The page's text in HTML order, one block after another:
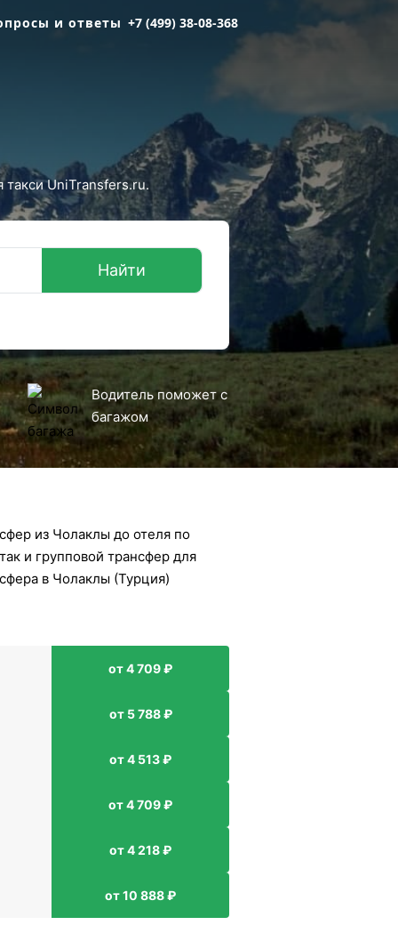
и ответы +7 (499) 38-08-368
UniTransfers.ru.
Найти
Водитель поможет с
багажом
из Чолаклы до отеля по
и групповой трансфер для
в Чолаклы (Турция)
от 4 709 ₽
от 5 788 ₽
от 4 513 ₽
от 4 709 ₽
от 4 218 ₽
от 10 888 ₽